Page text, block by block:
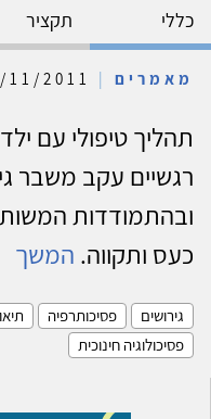
כללי תקציר
מאמרים |
תהליך טיפולי עם
רגשיים עקב משבר
ובהתמודדות
כעס ותקווה. המשך
גירושים פסיכותרפיה
פסיכולוגיה חינוכית